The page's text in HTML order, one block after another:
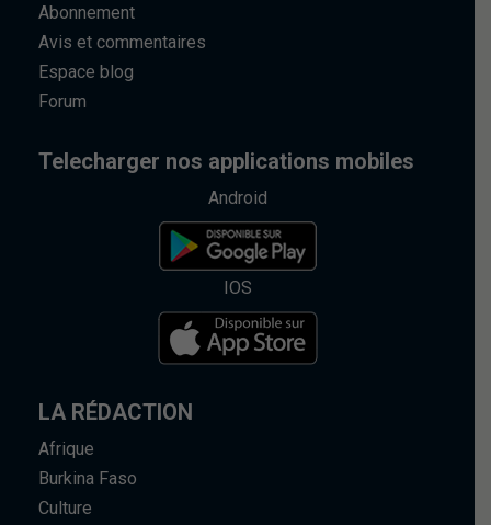
Abonnement
Avis et commentaires
Espace blog
Forum
Telecharger nos applications mobiles
Android
IOS
LA RÉDACTION
Afrique
Burkina Faso
Culture